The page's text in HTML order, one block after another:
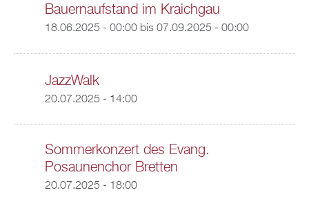
Bauernaufstand im Kraichgau
18.06.2025 - 00:00bis 07.09.2025 - 00:00
JazzWalk
20.07.2025 - 14:00
Sommerkonzert des Evang.
Posaunenchor Bretten
20.07.2025 - 18:00